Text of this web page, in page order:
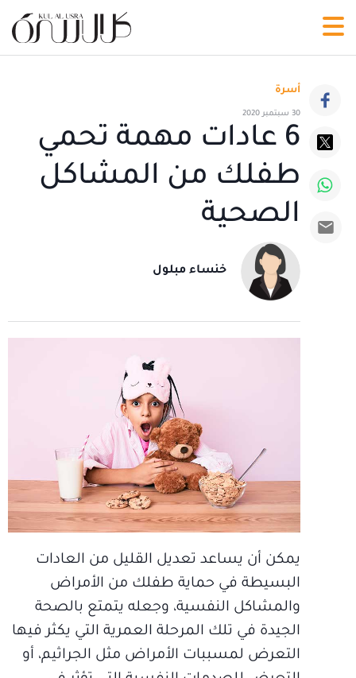
أسرة
30 سبتمبر 2020
6 عادات مهمة تحمي
طفلك من المشاكل
الصحية
خنساء مبلول
يمكن أن يساعد تعديل القليل من العادات
البسيطة في حماية طفلك من الأمراض
والمشاكل النفسية، وجعله يتمتع بالصحة
الجيدة في تلك المرحلة العمرية التي يكثر فيها
التعرض لمسببات الأمراض مثل الجراثيم، أو